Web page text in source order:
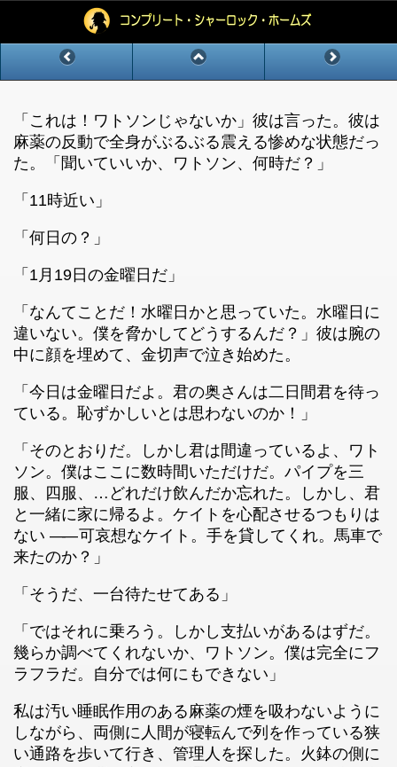
「これは！ワトソンじゃないか」彼は言った。彼は
麻薬の反動で全身がぶるぶる震える惨めな状態だっ
た。「聞いていいか、ワトソン、何時だ？」
「11時近い」
「何日の？」
「1月19日の金曜日だ」
「なんてことだ！水曜日かと思っていた。水曜日に
違いない。僕を脅かしてどうするんだ？」彼は腕の
中に顔を埋めて、金切声で泣き始めた。
「今日は金曜日だよ。君の奥さんは二日間君を待っ
ている。恥ずかしいとは思わないのか！」
「そのとおりだ。しかし君は間違っているよ、ワト
ソン。僕はここに数時間いただけだ。パイプを三
服、四服、…どれだけ飲んだか忘れた。しかし、君
と一緒に家に帰るよ。ケイトを心配させるつもりは
ない ――可哀想なケイト。手を貸してくれ。馬車で
来たのか？」
「そうだ、一台待たせてある」
「ではそれに乗ろう。しかし支払いがあるはずだ。
幾らか調べてくれないか、ワトソン。僕は完全にフ
ラフラだ。自分では何にもできない」
私は汚い睡眠作用のある麻薬の煙を吸わないように
しながら、両側に人間が寝転んで列を作っている狭
い通路を歩いて行き、管理人を探した。火鉢の側に